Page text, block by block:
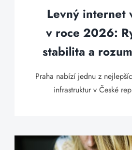
Levný internet
v roce 2026:
stabilita a
Praha nabízí jednu z
infrastruktur v České